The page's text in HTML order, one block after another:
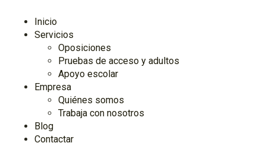
Inicio
Servicios
Oposiciones
Pruebas de acceso y adultos
Apoyo escolar
Empresa
Quiénes somos
Trabaja con nosotros
Blog
Contactar